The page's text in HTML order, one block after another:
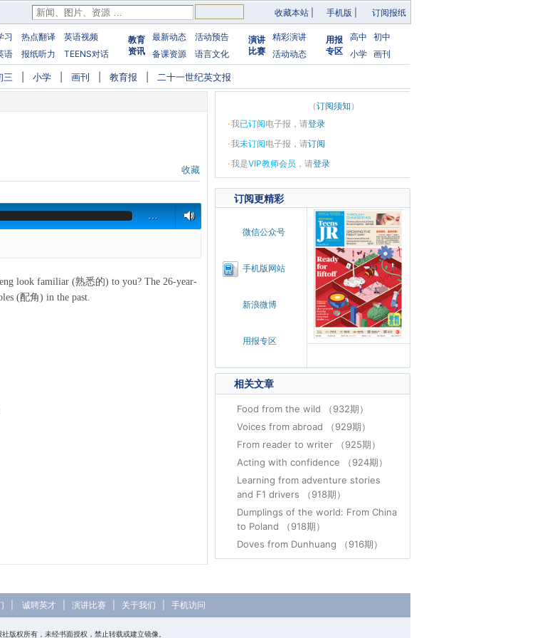
收藏本站 手机版 订阅报纸
习 热点翻译
英语视频
语
报纸听力 TEENS对话
教育
资讯
最新动态
活动预告
备课资源
语言文化
演讲
比赛
精彩演讲
活动动态
用报
专区
高中
初中
小学 画刊
三 小学 画刊 教育报 二十一世纪英文报
收藏
…
look familiar (熟悉的) to you? The 26-year-
(配角) in the past.
（订阅须知 ）
·我已订阅电子报，请登录
·我未订阅电子报，请订阅
·我是VIP教师会员 ，请登录
订阅更精彩
微信公众号
手机版网站
新浪微博
用报专区
相关文章
Food from the wild （932期）
Voices from abroad （929期）
From reader to writer （925期）
Acting with confidence （924期）
Learning from adventure stories
and F1 drivers （918期）
Dumplings of the world: From China
to Poland （918期）
Doves from Dunhuang （916期）
诚聘英才| 演讲比赛| 关于我们 手机访问
版权所有，未经书面授权，禁止转载或建立镜像。